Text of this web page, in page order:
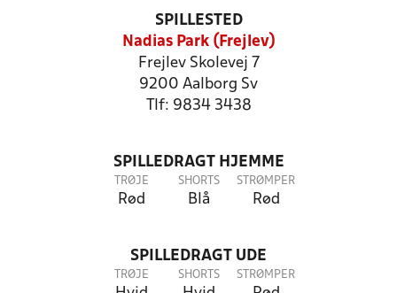
SPILLESTED
Nadias Park (Frejlev)
Frejlev Skolevej 7
9200 Aalborg Sv
Tlf: 9834 3438
SPILLEDRAGT HJEMME
TRØJE
Rød
SHORTS
Blå
STRØMPER
Rød
SPILLEDRAGT UDE
TRØJE SHORTS STRØMPER